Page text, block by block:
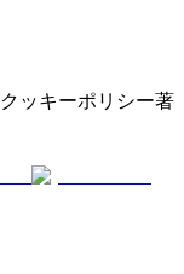
クッキーポリシー著